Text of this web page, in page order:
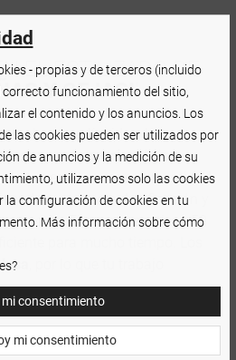
EL ESTILIZADO DE
Y CEJAS!!
absorben líquidos, lo que
menor y másprecisode los
te permiten coger la cantidad
su correcta dosificación y
precisa. El envase contiene 50
para mucho tiempo. Los
- propias y de terceros (incluido
funcionamiento del sitio,
el contenido y los anuncios. Los
las cookies pueden ser utilizados por
de anuncios y la medición de su
utilizaremos solo las cookies
la configuración de cookies en tu
Más información sobre cómo
mi consentimiento
mi consentimiento